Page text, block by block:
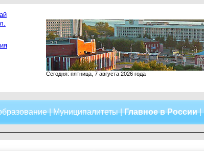
Сегодня: пятница, 7 августа 2026 года
|Муниципалитеты|Главное в России|